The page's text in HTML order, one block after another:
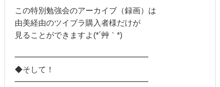
この特別勉強会のアーカイブ（録画）は
由美経由のツイブラ購入者様だけが
見ることができますよ(*´艸｀*)
━━━━━━━━━━━━━━━━━
◆そして！
━━━━━━━━━━━━━━━━━